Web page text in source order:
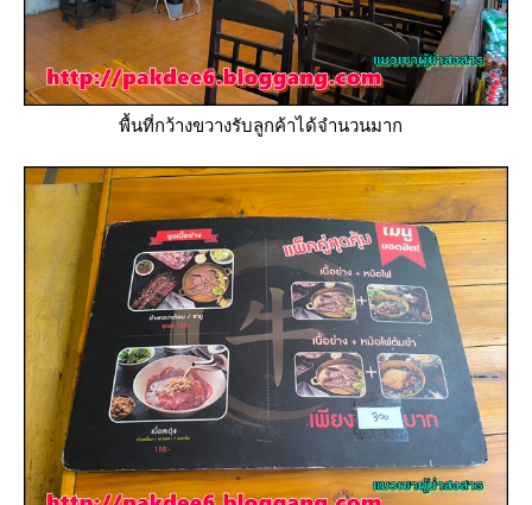
พื้นที่กว้างขวางรับลูกค้าได้จำนวนมาก